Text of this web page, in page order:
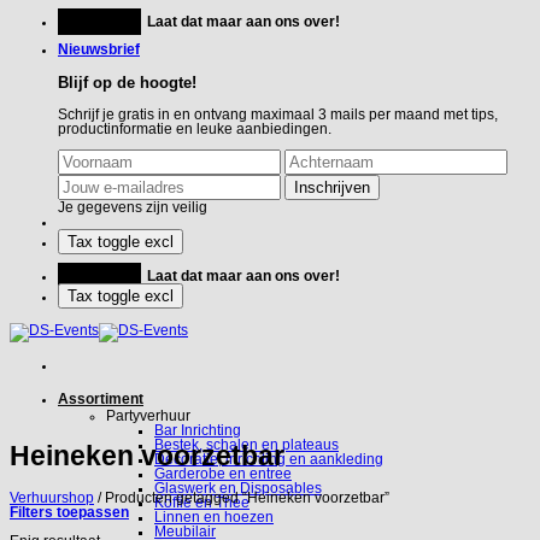
inhoud
Laat dat maar aan ons over!
Nieuwsbrief
Blijf op de hoogte!
Schrijf je gratis in en ontvang maximaal 3 mails per maand met tips,
productinformatie en leuke aanbiedingen.
Je gegevens zijn veilig
Laat dat maar aan ons over!
Assortiment
Partyverhuur
Bar Inrichting
Bestek, schalen en plateaus
Decoratie, inrichting en aankleding
Garderobe en entree
Glaswerk en Disposables
Koffie en Thee
Linnen en hoezen
Meubilair
Heineken voorzetbar
Verhuurshop / Producten getagged “Heineken voorzetbar”
Filters toepassen